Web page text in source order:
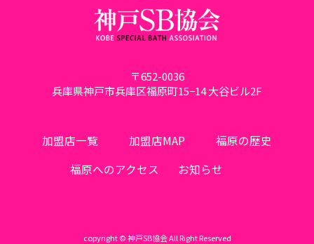
〒652-0036
兵庫県神戸市兵庫区福原町15−14 大谷ビル2F
加盟店一覧 加盟店MAP
福原の歴史
福原へのアクセス
お知らせ
copyright © 神戸SB協会 All Right Reserved